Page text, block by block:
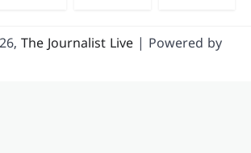
സംവിധാനത്തിൽ
The Journalist Live | Powered by